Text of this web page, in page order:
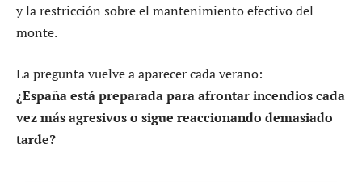
y la restricción sobre el mantenimiento efectivo del
monte.
La pregunta vuelve a aparecer cada verano:
¿España está preparada para afrontar incendios cada
vez más agresivos o sigue reaccionando demasiado
tarde?